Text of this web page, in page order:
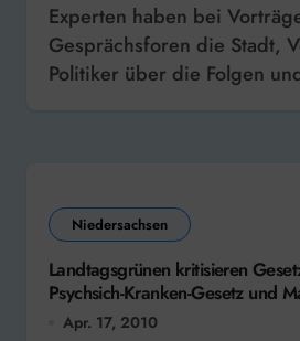
Experten haben bei Vorträgen und
Gesprächsforen die Stadt,
Politiker über die Folgen
Niedersachsen
Landtagsgrünen kritisieren
Psychsich-Kranken-Gesetz und
Apr. 17, 2010